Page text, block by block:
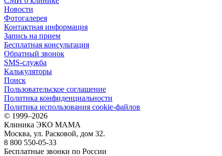
Новости
Фотогалерея
Контактная информация
Запись на прием
Бесплатная консультация
Обратный звонок
SMS-служба
Калькуляторы
Поиск
Пользовательское соглашение
Политика конфиденциальности
Политика использования cookie-файлов
© 1999–2026
Клиника ЭКО МАМА
Москва, ул. Расковой, дом 32.
8 800 550-05-33
Бесплатные звонки по России